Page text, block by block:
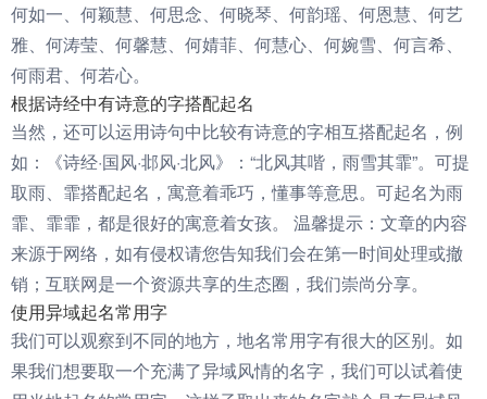
何如一、何颖慧、何思念、何晓琴、何韵瑶、何恩慧、何艺
雅、何涛莹、何馨慧、何婧菲、何慧心、何婉雪、何言希、
何雨君、何若心。
根据诗经中有诗意的字搭配起名
当然，还可以运用诗句中比较有诗意的字相互搭配起名，例
如：《诗经·国风·邶风·北风》：“北风其喈，雨雪其霏”。可提
取雨、霏搭配起名，寓意着乖巧，懂事等意思。可起名为雨
霏、霏霏，都是很好的寓意着女孩。 温馨提示：文章的内容
来源于网络，如有侵权请您告知我们会在第一时间处理或撤
销；互联网是一个资源共享的生态圈，我们崇尚分享。
使用异域起名常用字
我们可以观察到不同的地方，地名常用字有很大的区别。如
果我们想要取一个充满了异域风情的名字，我们可以试着使